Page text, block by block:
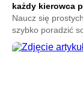
każdy kierowca
Naucz się
szybko poradzić
zaoszczędzić
wskazówki i